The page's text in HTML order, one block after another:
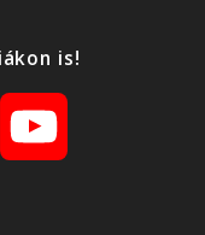
is!